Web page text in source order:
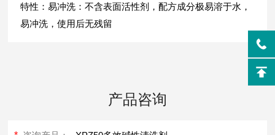
特性：易冲洗：不含表面活性剂，配方成分极易溶于水，
易冲洗，使用后无残留
产品咨询